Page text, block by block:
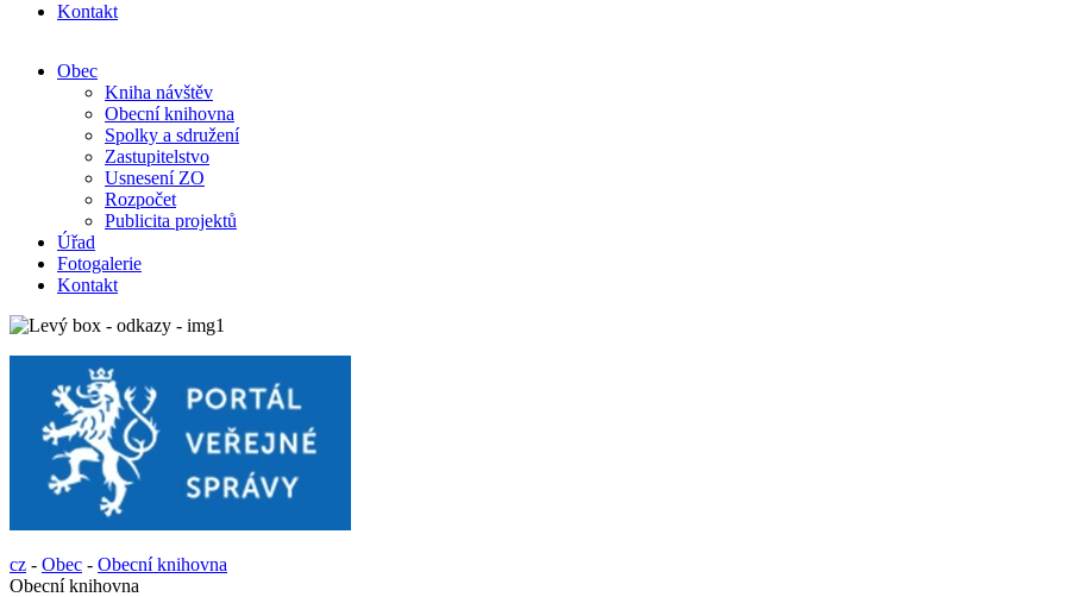
Kontakt
Obec
Kniha návštěv
Obecní knihovna
Spolky a sdružení
Zastupitelstvo
Usnesení ZO
Rozpočet
Publicita projektů
Úřad
Fotogalerie
Kontakt
cz - Obec - Obecní knihovna
Obecní knihovna